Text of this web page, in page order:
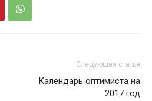
Следующая статья
Календарь оптимиста на
2017 год